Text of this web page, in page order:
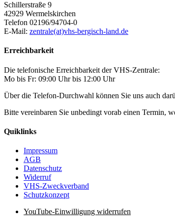
Schillerstraße 9
42929 Wermelskirchen
Telefon 02196/94704-0
E-Mail: zentrale(at)vhs-bergisch-land.de
Erreichbarkeit
Die telefonische Erreichbarkeit der VHS-Zentrale:
Mo bis Fr: 09:00 Uhr bis 12:00 Uhr
Über die Telefon-Durchwahl können Sie uns auch
Bitte vereinbaren Sie unbedingt vorab einen Termin,
Quiklinks
Impressum
AGB
Datenschutz
Widerruf
VHS-Zweckverband
Schutzkonzept
YouTube-Einwilligung widerrufen